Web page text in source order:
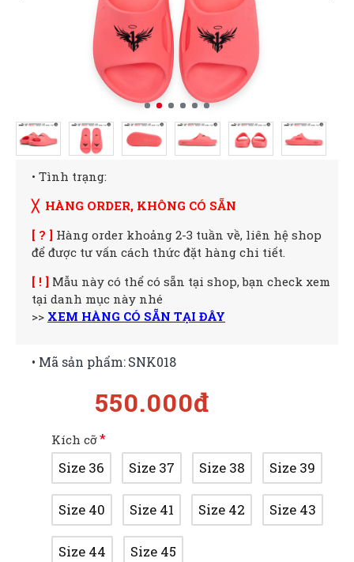
• Tình trạng:
╳ HÀNG ORDER, KHÔNG CÓ SẴN
[ ? ] Hàng order khoảng 2-3 tuần về, liên hệ shop
để được tư vấn cách thức đặt hàng chi tiết.
[ ! ] Mẫu này có thể có sẵn tại shop, bạn check xem
tại danh mục này nhé
>> XEM HÀNG CÓ SẴN TẠI ĐÂY
550.000đ
• Mã sản phẩm:SNK018
Kích cỡ
Size 36 Size 37 Size 38 Size 39
Size 40 Size 41 Size 42 Size 43
Size 44 Size 45